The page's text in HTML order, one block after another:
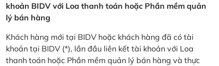
khoản BIDV với Loa thanh toán hoặc Phần mềm quản
lý bán hàng
Khách hàng mới tại BIDV hoặc khách hàng đã có tài
khoản tại BIDV (*), lần đầu liên kết tài khoản với Loa
thanh toán hoặc Phần mềm quản lý bán hàng và thực